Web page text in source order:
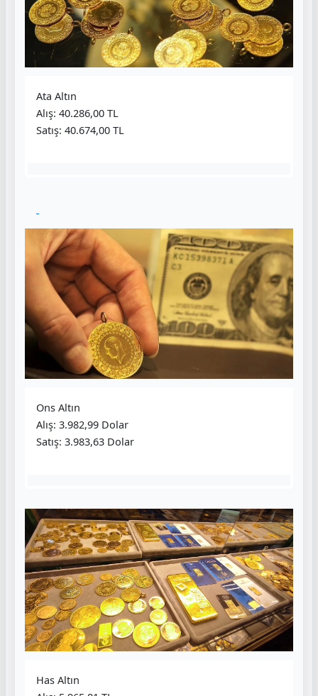
Ata Altın
Alış: 40.286,00 TL
Satış: 40.674,00 TL
Ons Altın
Alış: 3.982,99 Dolar
Satış: 3.983,63 Dolar
Has Altın